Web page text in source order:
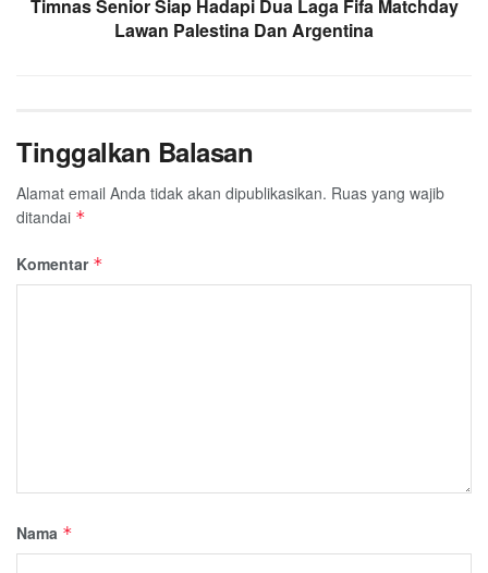
Timnas Senior Siap Hadapi Dua Laga Fifa Matchday
Lawan Palestina Dan Argentina
Tinggalkan Balasan
Alamat email Anda tidak akan dipublikasikan. Ruas yang wajib
ditandai *
Komentar *
Nama *